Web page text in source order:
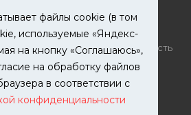
файлы cookie (в том
используемые «Яндекс-
на кнопку «Соглашаюсь»,
на обработку файлов
в соответствии с
конфиденциальности
| Кузовной ремонт и покраска
на сайте – собственность
"КУТУЗОВВ"
с сайта KUTUZOVV.RU без
Все права защищены.
zakaz@kutuzovv.ru